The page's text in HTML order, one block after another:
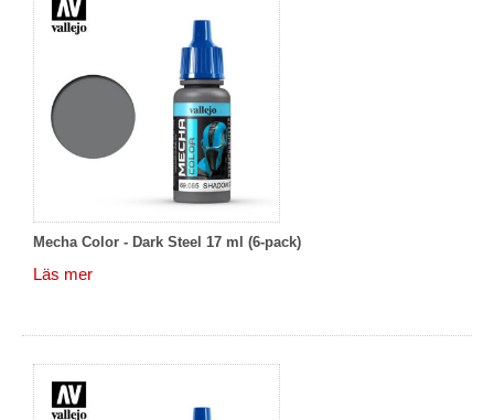
Mecha Color - Dark Steel 17 ml (6-pack)
Läs mer